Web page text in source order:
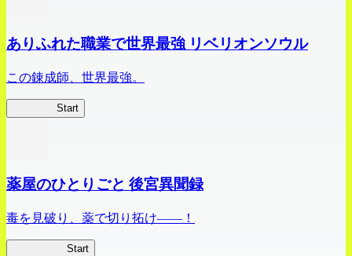
ありふれた職業で世界最強 リベリオンソウル
この錬成師、世界最強。
Start
薬屋のひとりごと 後宮異聞録
毒を見破り、薬で切り拓け――！
Start